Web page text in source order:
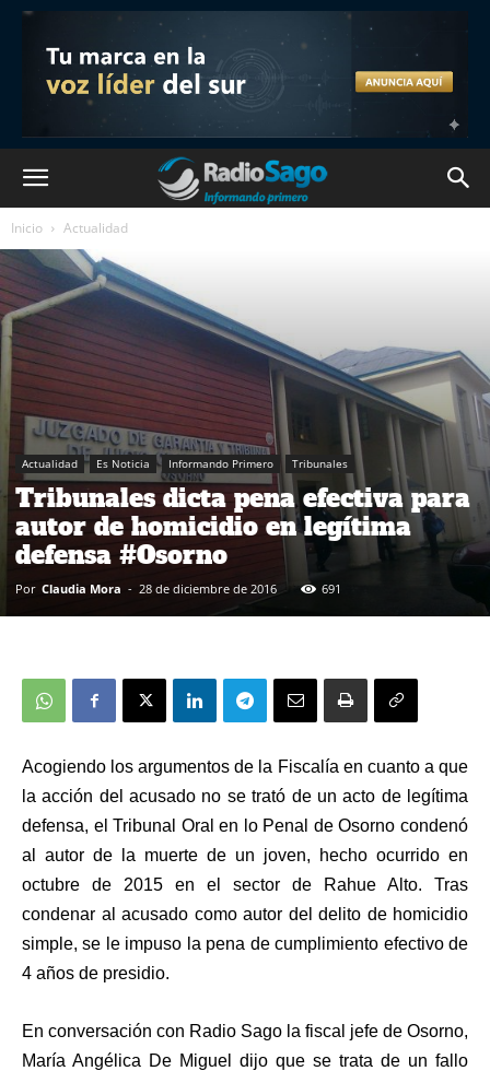
Inicio Actualidad
Actualidad Es Noticia Informando Primero Tribunales
Tribunales dicta pena efectiva para
autor de homicidio en legítima
defensa #Osorno
Por Claudia Mora - 28 de diciembre de 2016 691
Acogiendo los argumentos de la Fiscalía en cuanto a que
la acción del acusado no se trató de un acto de legítima
defensa, el Tribunal Oral en lo Penal de Osorno condenó
al autor de la muerte de un joven, hecho ocurrido en
octubre de 2015 en el sector de Rahue Alto. Tras
condenar al acusado como autor del delito de homicidio
simple, se le impuso la pena de cumplimiento efectivo de
4 años de presidio.
En conversación con Radio Sago la fiscal jefe de Osorno,
María Angélica De Miguel dijo que se trata de un fallo